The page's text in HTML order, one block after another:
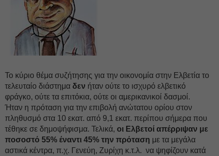
Το κύριο θέμα συζήτησης για την οικονομία στην Ελβετία το
τελευταίο διάστημα δεν ήταν ούτε το ισχυρό ελβετικό
φράγκο, ούτε τα επιτόκια, ούτε οι αμερικανικοί δασμοί.
Ήταν η πρόταση για την επιβολή ανώτατου ορίου στον
πληθυσμό στα 10 εκατ. από 9,1 εκατ. περίπου σήμερα που
τέθηκε σε δημοψήφισμα. Τελικά, οι Ελβετοί απέρριψαν με
ποσοστό 55% έναντι 45% την πρόταση με τα μεγάλα
αστικά κέντρα, π.χ. Γενεύη, Ζυρίχη κ.τ.λ. να ψηφίζουν κατά